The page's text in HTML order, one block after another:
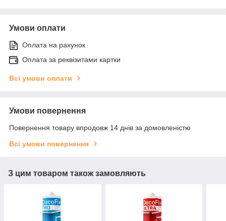
Умови оплати
Оплата на рахунок
Оплата за реквізитами картки
Всі умови оплати
Умови повернення
Повернення товару впродовж 14 днів за домовленістю
Всі умови повернення
З цим товаром також замовляють